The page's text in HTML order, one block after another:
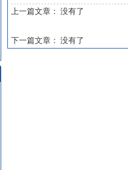
上一篇文章： 没有了
下一篇文章： 没有了